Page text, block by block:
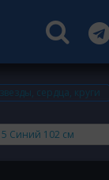
звезды, сердца, круги